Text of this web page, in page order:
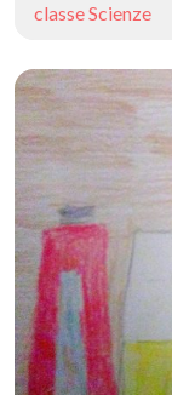
classeScienze